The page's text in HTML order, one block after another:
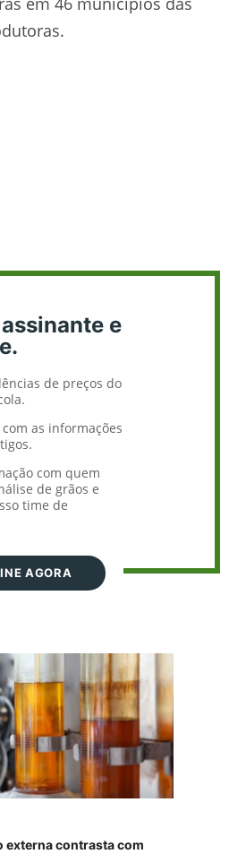
e
de preços do
as informações
com quem
de grãos e
time de
AGORA
externa contrasta com